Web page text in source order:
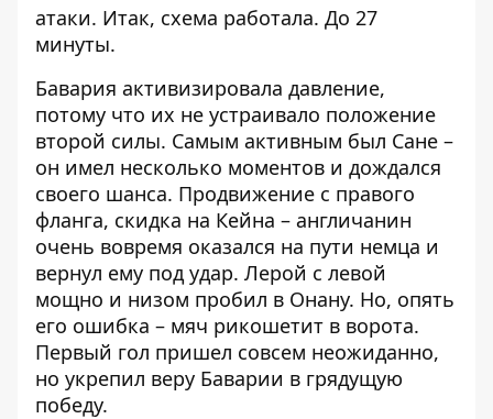
атаки. Итак, схема работала. До 27
минуты.
Бавария активизировала давление,
потому что их не устраивало положение
второй силы. Самым активным был Сане –
он имел несколько моментов и дождался
своего шанса. Продвижение с правого
фланга, скидка на Кейна – англичанин
очень вовремя оказался на пути немца и
вернул ему под удар. Лерой с левой
мощно и низом пробил в Онану. Но, опять
его ошибка – мяч рикошетит в ворота.
Первый гол пришел совсем неожиданно,
но укрепил веру Баварии в грядущую
победу.